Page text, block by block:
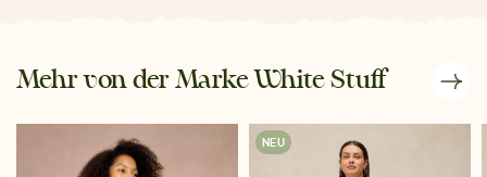
Mehr von der Marke White Stuff
NEU